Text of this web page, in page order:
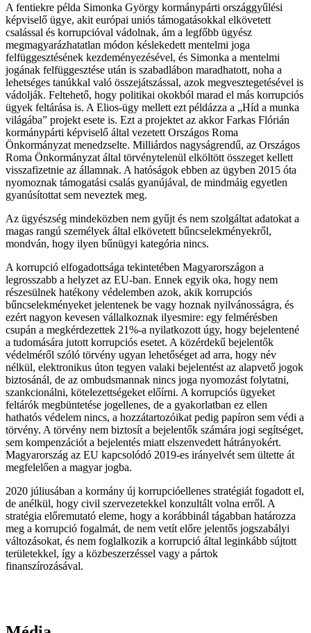
A fentiekre példa Simonka György kormánypárti országgyűlési
képviselő ügye, akit európai uniós támogatásokkal elkövetett
csalással és korrupcióval vádolnak, ám a legfőbb ügyész
megmagyarázhatatlan módon késlekedett mentelmi joga
felfüggesztésének kezdeményezésével, és Simonka a mentelmi
jogának felfüggesztése után is szabadlábon maradhatott, noha a
lehetséges tanúkkal való összejátszással, azok megvesztegetésével is
vádolják. Feltehető, hogy politikai okokból marad el más korrupciós
ügyek feltárása is. A Elios-ügy mellett ezt példázza a „Híd a munka
világába” projekt esete is. Ezt a projektet az akkor Farkas Flórián
kormánypárti képviselő által vezetett Országos Roma
Önkormányzat menedzselte. Milliárdos nagyságrendű, az Országos
Roma Önkormányzat által törvénytelenül elköltött összeget kellett
visszafizetnie az államnak. A hatóságok ebben az ügyben 2015 óta
nyomoznak támogatási csalás gyanújával, de mindmáig egyetlen
gyanúsítottat sem neveztek meg.
Az ügyészség mindeközben nem gyűjt és nem szolgáltat adatokat a
magas rangú személyek által elkövetett bűncselekményekről,
mondván, hogy ilyen bűnügyi kategória nincs.
A korrupció elfogadottsága tekintetében Magyarországon a
legrosszabb a helyzet az EU-ban. Ennek egyik oka, hogy nem
részesülnek hatékony védelemben azok, akik korrupciós
bűncselekményeket jelentenek be vagy hoznak nyilvánosságra, és
ezért nagyon kevesen vállalkoznak ilyesmire: egy felmérésben
csupán a megkérdezettek 21%-a nyilatkozott úgy, hogy bejelentené
a tudomására jutott korrupciós esetet. A közérdekű bejelentők
védelméről szóló törvény ugyan lehetőséget ad arra, hogy név
nélkül, elektronikus úton tegyen valaki bejelentést az alapvető jogok
biztosánál, de az ombudsmannak nincs joga nyomozást folytatni,
szankcionálni, kötelezettségeket előírni. A korrupciós ügyeket
feltárók megbüntetése jogellenes, de a gyakorlatban ez ellen
hathatós védelem nincs, a hozzátartozóikat pedig papíron sem védi a
törvény. A törvény nem biztosít a bejelentők számára jogi segítséget,
sem kompenzációt a bejelentés miatt elszenvedett hátrányokért.
Magyarország az EU kapcsolódó 2019-es irányelvét sem ültette át
megfelelően a magyar jogba.
2020 júliusában a kormány új korrupcióellenes stratégiát fogadott el,
de anélkül, hogy civil szervezetekkel konzultált volna erről. A
stratégia előremutató eleme, hogy a korábbinál tágabban határozza
meg a korrupció fogalmát, de nem vetít előre jelentős jogszabályi
változásokat, és nem foglalkozik a korrupció által leginkább sújtott
területekkel, így a közbeszerzéssel vagy a pártok
finanszírozásával.